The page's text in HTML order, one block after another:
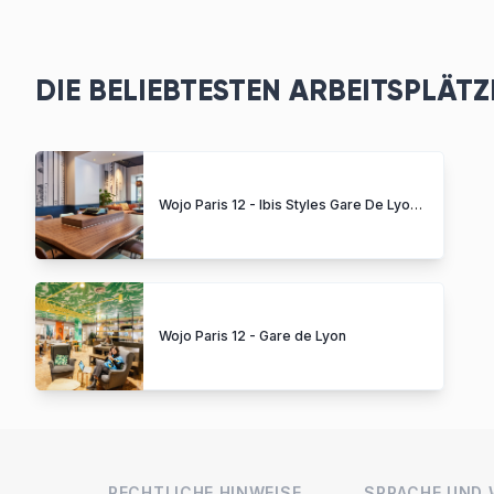
DIE BELIEBTESTEN
Wojo Paris 12 - Ibis Styles Gare De Lyon Bastille
Wojo Paris 12 - Gare de Lyon